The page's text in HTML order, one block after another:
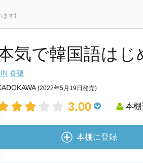
ます!
気で韓国語はじ
香穂
(2022年5月19日発売)
3.00 本棚
本棚に登録